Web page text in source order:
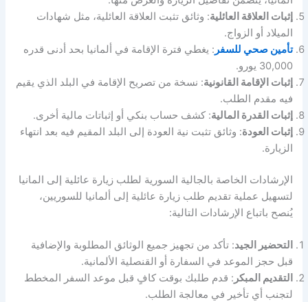
إثبات العلاقة العائلية: وثائق تثبت العلاقة العائلية، مثل شهادات
الميلاد أو الزواج.
تأمين صحي للسفر : يغطي فترة الإقامة في ألمانيا بحد أدنى قدره
30,000 يورو.
إثبات الإقامة القانونية: نسخة من تصريح الإقامة في البلد الذي يقيم
فيه مقدم الطلب.
إثبات القدرة المالية: كشف حساب بنكي أو إثباتات مالية أخرى.
إثبات العودة: وثائق تثبت نية العودة إلى البلد المقيم فيه بعد انتهاء
الزيارة.
الإرشادات الخاصة بالجالية السورية لطلب زيارة عائلية إلى المانيا
لتسهيل عملية تقديم طلب زيارة عائلية إلى ألمانيا للسوريين،
يُنصح باتباع الإرشادات التالية:
التحضير الجيد: تأكد من تجهيز جميع الوثائق المطلوبة والإضافية
قبل حجز الموعد في السفارة أو القنصلية الألمانية.
التقديم المبكر : قدم طلبك بوقت كافٍ قبل موعد السفر المخطط
لتجنب أي تأخير في معالجة الطلب.